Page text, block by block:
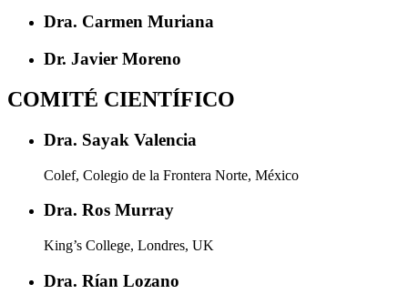
Dra. Carmen Muriana
Dr. Javier Moreno
COMITÉ CIENTÍFICO
Dra. Sayak Valencia
Colef, Colegio de la Frontera Norte, México
Dra. Ros Murray
King’s College, Londres, UK
Dra. Rían Lozano